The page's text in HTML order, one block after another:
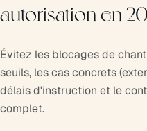
autorisation en
Évitez les blocages de
seuils, les cas concrets
délais d'instruction et le
complet.